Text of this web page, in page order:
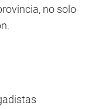
no solo